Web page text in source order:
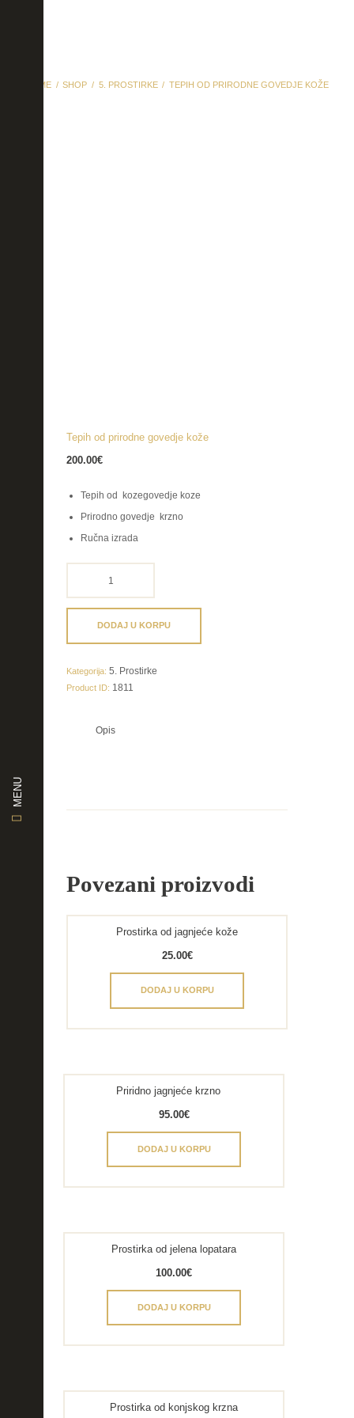
MENU
HOME SHOP 5. PROSTIRKE TEPIH OD PRIRODNE GOVEDJE KOŽE
Tepih od prirodne govedje kože
200.00€
Tepih od kozegovedje koze
Prirodno govedje krzno
Ručna izrada
govedjeDODAJ U KORPU
Kategorija: 5. Prostirke
Product ID: 1811
Opis
Povezani proizvodi
Prostirka od jagnjeće kože
25.00€
DODAJ U KORPU
Priridno jagnjeće krzno
95.00€
DODAJ U KORPU
Prostirka od jelena lopatara
100.00€
DODAJ U KORPU
Prostirka od konjskog krzna